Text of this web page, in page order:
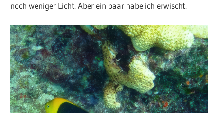
noch weniger Licht. Aber ein paar habe ich erwischt.